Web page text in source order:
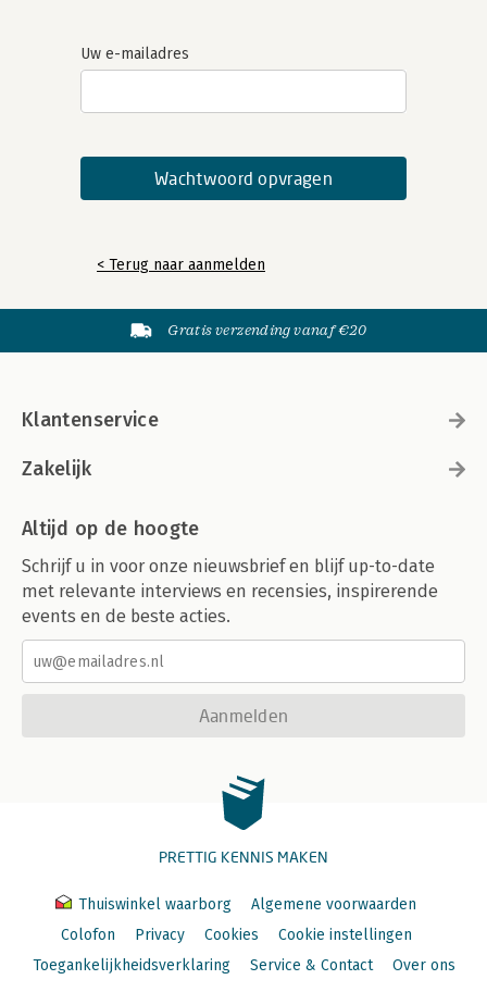
Uw e-mailadres
< Terug naar aanmelden
Gratis verzending vanaf €20
Klantenservice
Zakelijk
Altijd op de hoogte
Schrijf u in voor onze nieuwsbrief en blijf up-to-date
met relevante interviews en recensies, inspirerende
events en de beste acties.
Aanmelden
PRETTIG KENNIS MAKEN
Thuiswinkel waarborg
Algemene voorwaarden
Colofon
Privacy Cookies
Cookie instellingen
Toegankelijkheidsverklaring
Service & Contact Over ons